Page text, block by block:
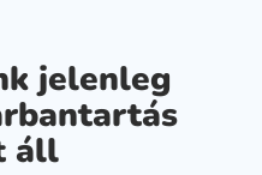
jelenleg
áll